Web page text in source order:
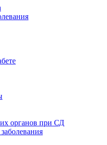
органов при СД